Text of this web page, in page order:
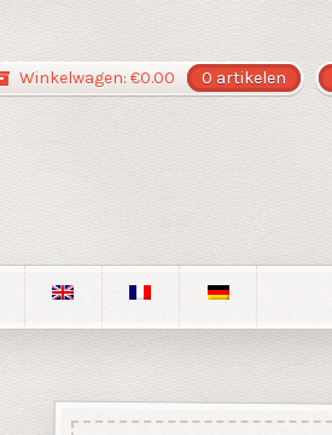
Winkelwagen: €0.00 0 artikelen